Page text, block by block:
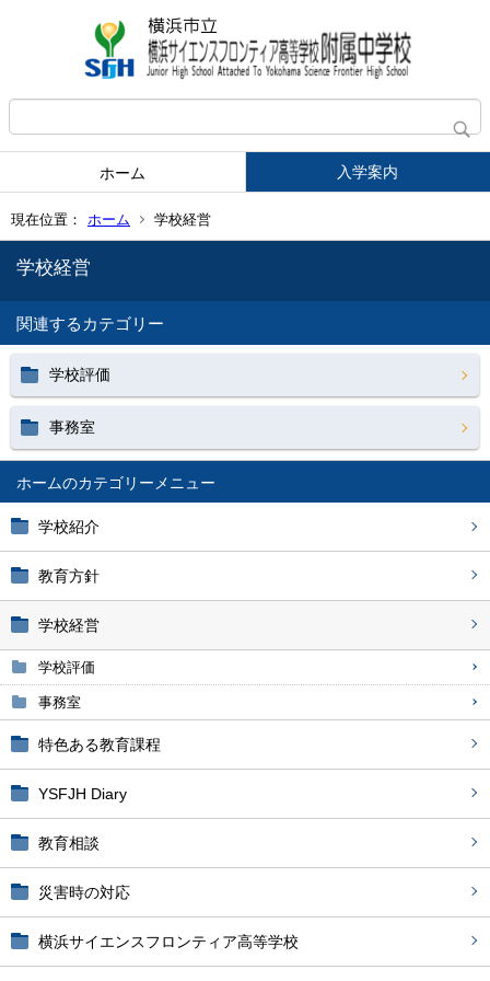
ホーム 入学案内
現在位置： ホーム 学校経営
ホーム
学校紹介
教育方針
学校経営
学校評価
事務室
特色ある教育課程
YSFJH Diary
教育相談
災害時の対応
横浜サイエンスフロンティア高等学校
学校経営
関連するカテゴリー
学校評価
事務室